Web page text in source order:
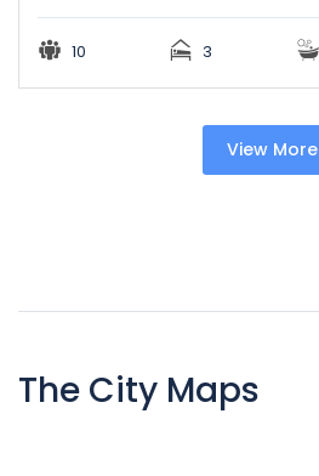
10 3
View More
The City Maps